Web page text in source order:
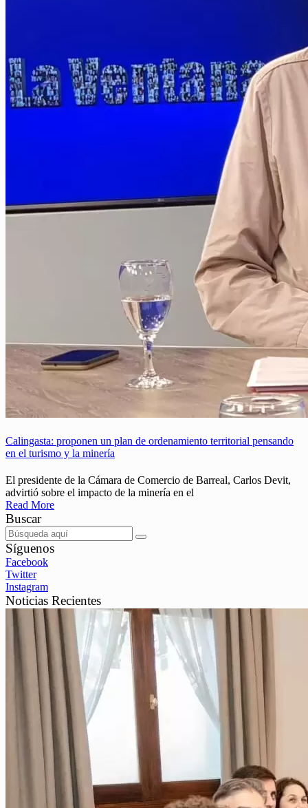
Calingasta: proponen un plan de ordenamiento territorial pensando
en el turismo y la minería
El presidente de la Cámara de Comercio de Barreal, Carlos Devit,
advirtió sobre el impacto de la minería en el
Read More
Buscar
Síguenos
Facebook
Twitter
Instagram
Noticias Recientes